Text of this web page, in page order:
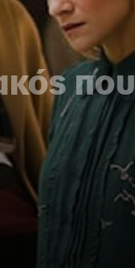
που